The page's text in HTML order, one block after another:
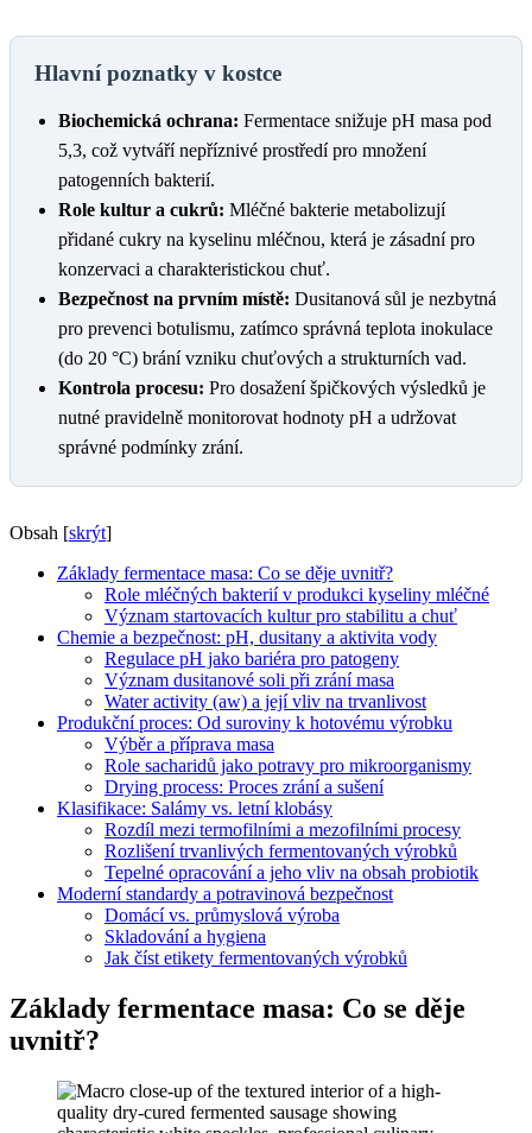
Hlavní poznatky v kostce
Biochemická ochrana: Fermentace snižuje pH masa pod
5,3, což vytváří nepříznivé prostředí pro množení
patogenních bakterií.
Role kultur a cukrů: Mléčné bakterie metabolizují
přidané cukry na kyselinu mléčnou, která je zásadní pro
konzervaci a charakteristickou chuť.
Bezpečnost na prvním místě: Dusitanová sůl je nezbytná
pro prevenci botulismu, zatímco správná teplota inokulace
(do 20 °C) brání vzniku chuťových a strukturních vad.
Kontrola procesu: Pro dosažení špičkových výsledků je
nutné pravidelně monitorovat hodnoty pH a udržovat
správné podmínky zrání.
Obsah [skrýt]
Základy fermentace masa: Co se děje uvnitř?
Role mléčných bakterií v produkci kyseliny mléčné
Význam startovacích kultur pro stabilitu a chuť
Chemie a bezpečnost: pH, dusitany a aktivita vody
Regulace pH jako bariéra pro patogeny
Význam dusitanové soli při zrání masa
Water activity (aw) a její vliv na trvanlivost
Produkční proces: Od suroviny k hotovému výrobku
Výběr a příprava masa
Role sacharidů jako potravy pro mikroorganismy
Drying process: Proces zrání a sušení
Klasifikace: Salámy vs. letní klobásy
Rozdíl mezi termofilními a mezofilními procesy
Rozlišení trvanlivých fermentovaných výrobků
Tepelné opracování a jeho vliv na obsah probiotik
Moderní standardy a potravinová bezpečnost
Domácí vs. průmyslová výroba
Skladování a hygiena
Jak číst etikety fermentovaných výrobků
Základy fermentace masa: Co se děje
uvnitř?